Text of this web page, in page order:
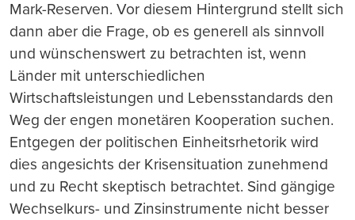
Mark-Reserven. Vor diesem Hintergrund stellt sich
dann aber die Frage, ob es generell als sinnvoll
und wünschenswert zu betrachten ist, wenn
Länder mit unterschiedlichen
Wirtschaftsleistungen und Lebensstandards den
Weg der engen monetären Kooperation suchen.
Entgegen der politischen Einheitsrhetorik wird
dies angesichts der Krisensituation zunehmend
und zu Recht skeptisch betrachtet. Sind gängige
Wechselkurs- und Zinsinstrumente nicht besser